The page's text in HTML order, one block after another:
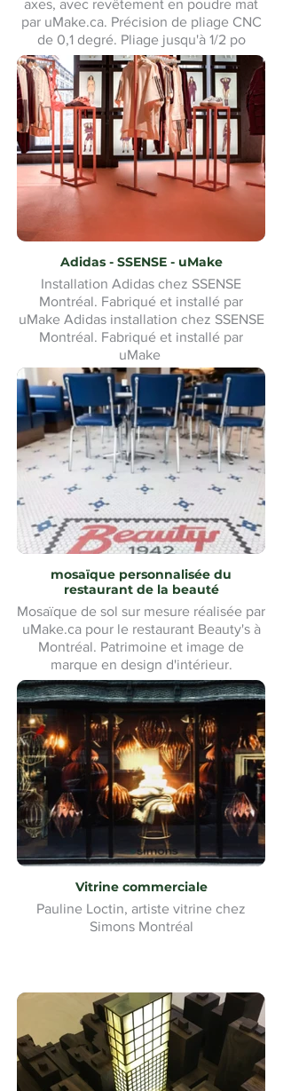
axes, avec revêtement en poudre mat
par uMake.ca. Précision de pliage CNC
de 0,1 degré. Pliage jusqu'à 1/2 po
d'acier.
Adidas - SSENSE - uMake
Installation Adidas chez SSENSE
Montréal. Fabriqué et installé par
uMake Adidas installation chez SSENSE
Montréal. Fabriqué et installé par
uMake
mosaïque personnalisée du
restaurant de la beauté
Mosaïque de sol sur mesure réalisée par
uMake.ca pour le restaurant Beauty's à
Montréal. Patrimoine et image de
marque en design d'intérieur.
Vitrine commerciale
Pauline Loctin, artiste vitrine chez
Simons Montréal